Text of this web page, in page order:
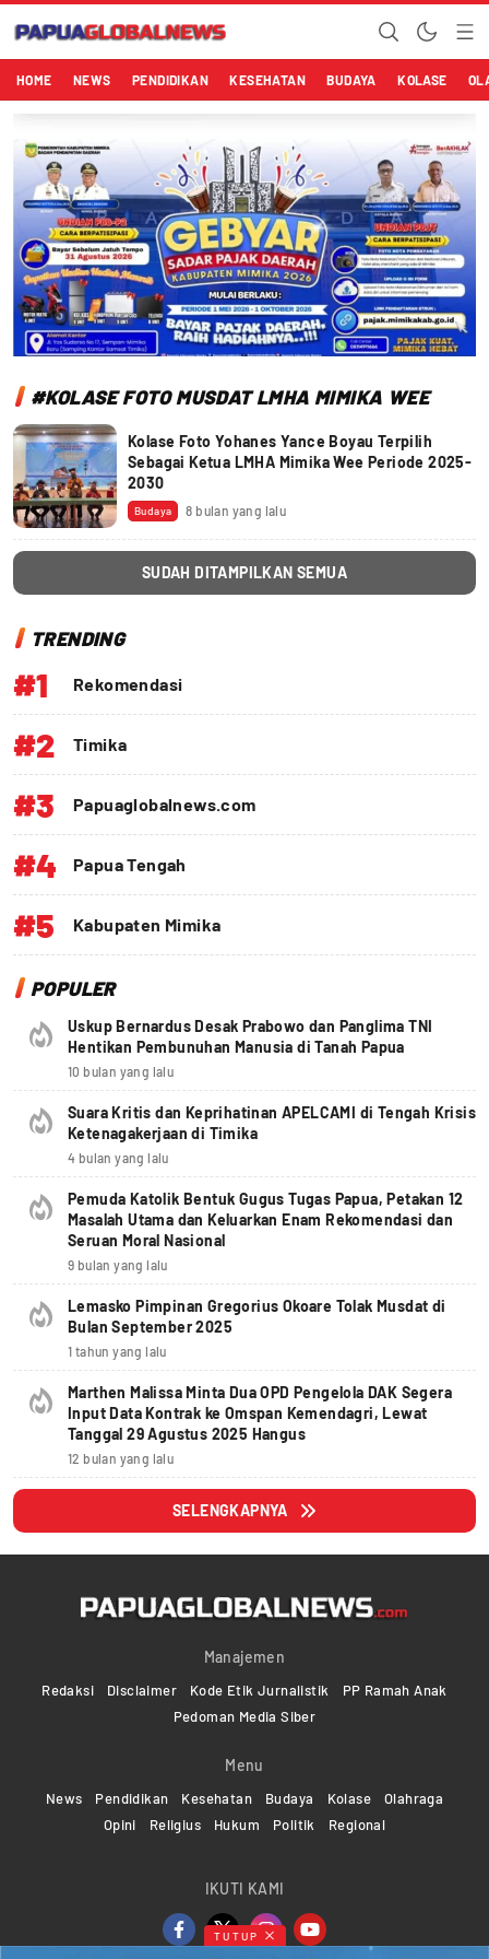
Papuaglobalnews.com
Menulis Fakta dengan Hati Bening
HOME NEWS PENDIDIKAN KESEHATAN BUDAYA KOLASE
#KOLASE FOTO MUSDAT LMHA MIMIKA WEE
Kolase Foto Yohanes Yance Boyau Terpilih
Sebagai Ketua LMHA Mimika Wee Periode 2025-
2030
Budaya 8 bulan yang lalu
SUDAH DITAMPILKAN SEMUA
TRENDING
#1 Rekomendasi
#2 Timika
#3 Papuaglobalnews.com
#4 Papua Tengah
#5 Kabupaten Mimika
POPULER
Uskup Bernardus Desak Prabowo dan Panglima TNI
Hentikan Pembunuhan Manusia di Tanah Papua
10 bulan yang lalu
Suara Kritis dan Keprihatinan APELCAMI di Tengah Krisis
Ketenagakerjaan di Timika
4 bulan yang lalu
Pemuda Katolik Bentuk Gugus Tugas Papua, Petakan 12
Masalah Utama dan Keluarkan Enam Rekomendasi dan
Seruan Moral Nasional
9 bulan yang lalu
Lemasko Pimpinan Gregorius Okoare Tolak Musdat di
Bulan September 2025
1 tahun yang lalu
Marthen Malissa Minta Dua OPD Pengelola DAK Segera
Input Data Kontrak ke Omspan Kemendagri, Lewat
Tanggal 29 Agustus 2025 Hangus
12 bulan yang lalu
SELENGKAPNYA
Manajemen
Redaksi Disclaimer Kode Etik Jurnalistik
PP Ramah Anak
Pedoman Media Siber
Menu
News Pendidikan Kesehatan Budaya Kolase
Olahraga
Opini
Religius Hukum Politik Regional
IKUTI KAMI
TUTUP